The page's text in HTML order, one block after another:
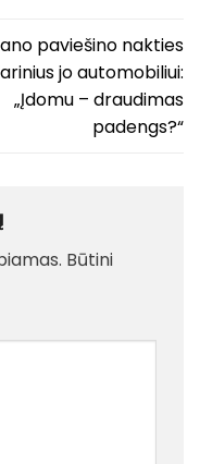
paviešino nakties
jo automobiliui:
„Įdomu – draudimas
padengs?“
Būtini